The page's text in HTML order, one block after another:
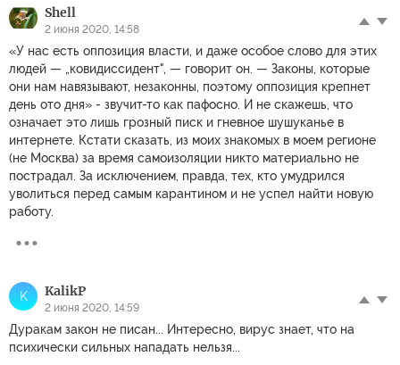
Shell
2 июня 2020, 14:58
«У нас есть оппозиция власти, и даже особое слово для этих
людей — „ковидиссидент", — говорит он. — Законы, которые
они нам навязывают, незаконны, поэтому оппозиция крепнет
день ото дня» - звучит-то как пафосно. И не скажешь, что
означает это лишь грозный писк и гневное шушуканье в
интернете. Кстати сказать, из моих знакомых в моем регионе
(не Москва) за время самоизоляции никто материально не
пострадал. За исключением, правда, тех, кто умудрился
уволиться перед самым карантином и не успел найти новую
работу.
K KalikP
2 июня 2020, 14:59
Дуракам закон не писан... Интересно, вирус знает, что на
психически сильных нападать нельзя...